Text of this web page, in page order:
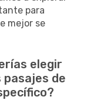
para
mejor se
elegir
de